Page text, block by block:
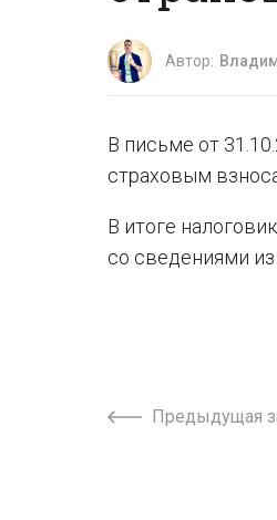
Автор:
В письме от
страховым
В итоге
со сведениями
Предыдущая